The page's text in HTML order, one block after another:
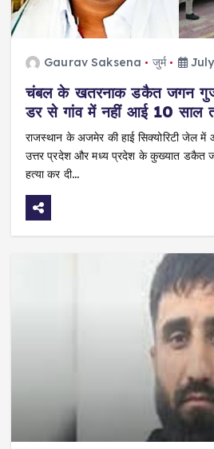
Gaurav Saksena जुर्म July
चंबल के खतरनाक डकैत जगन
डर से गांव में नहीं आई 10 साल
राजस्थान के अजमेर की हाई सिक्योरिटी जेल
उत्तर प्रदेश और मध्य प्रदेश के कुख्यात डकैत
हत्या कर दी…